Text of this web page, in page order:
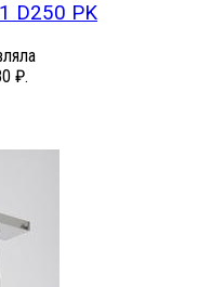
D250 PK
₽.